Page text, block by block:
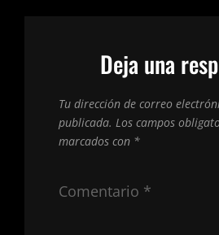
Deja una
Tu dirección de correo
publicada. Los campos
marcados con *
Comentario *